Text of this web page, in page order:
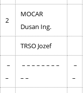
2
MOCAR
Dusan Ing.
TRSO Jozef
–
–
– – – – – – – –
– –
–
–